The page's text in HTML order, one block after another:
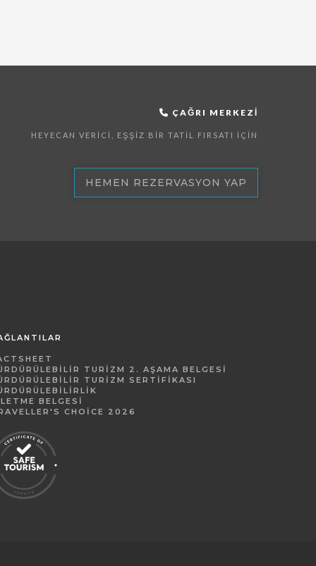
ÇAĞRI MERKEZI
HEYECAN VERICI, EŞŞIZ BIR TATIL FIRSATI İÇIN
HEMEN REZERVASYON YAP
TURIZM 2. AŞAMA BELGESI
TURIZM SERTIFIKASI
BELGESI
CHOICE 2026